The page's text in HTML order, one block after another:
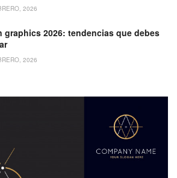
2026
graphics 2026: tendencias que debes
2026